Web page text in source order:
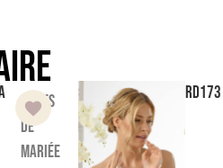
Robes
de
mariée
RD173